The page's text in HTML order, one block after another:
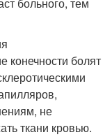
больного, тем
конечности болят
не
ткани кровью.